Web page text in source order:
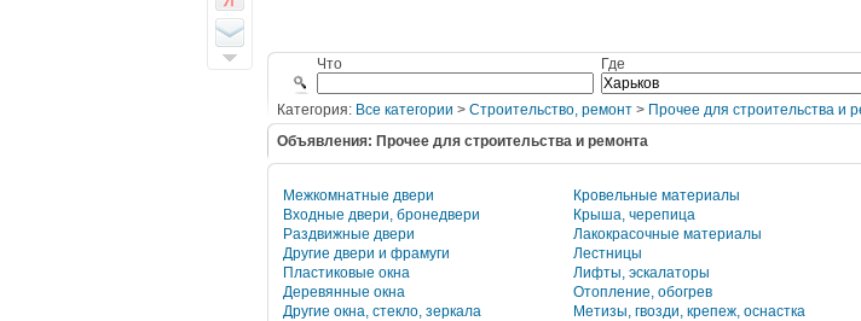
Что Где
Категория: Все категории > Строительство, ремонт > Прочее для строительства и
Объявления: Прочее для строительства и ремонта
Межкомнатные двери
Входные двери, бронедвери
Раздвижные двери
Другие двери и фрамуги
Пластиковые окна
Деревянные окна
Другие окна, стекло, зеркала
Кровельные материалы
Крыша, черепица
Лакокрасочные материалы
Лестницы
Лифты, эскалаторы
Отопление, обогрев
Метизы, гвозди, крепеж, оснастка